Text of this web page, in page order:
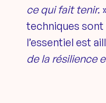
ce qui fait tenir.
techniques
l’essentiel est
de la résilience